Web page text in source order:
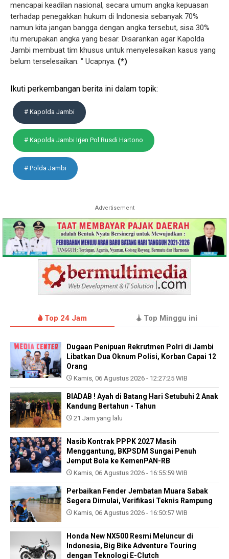
mencapai keadilan nasional, secara umum angka kepuasan
terhadap penegakkan hukum di Indonesia sebanyak 70%
namun kita jangan bangga dengan angka tersebut, sisa 30%
itu merupakan angka yang besar. Disarankan agar Kapolda
Jambi membuat tim khusus untuk menyelesaikan kasus yang
belum terselesaikan. " Ucapnya. (*)
Ikuti perkembangan berita ini dalam topik:
# Kapolda Jambi
# Kapolda Jambi Irjen Pol Rusdi Hartono
# Polda Jambi
Advertisement
Top 24 Jam Top Minggu ini
Dugaan Penipuan Rekrutmen Polri di Jambi
Libatkan Dua Oknum Polisi, Korban Capai 12
Orang
Kamis, 06 Agustus 2026 - 12:27:25 WIB
BIADAB ! Ayah di Batang Hari Setubuhi 2 Anak
Kandung Bertahun - Tahun
21 Jam yang lalu
Nasib Kontrak PPPK 2027 Masih
Menggantung, BKPSDM Sungai Penuh
Jemput Bola ke KemenPAN-RB
Kamis, 06 Agustus 2026 - 16:55:59 WIB
Perbaikan Fender Jembatan Muara Sabak
Segera Dimulai, Verifikasi Teknis Rampung
Kamis, 06 Agustus 2026 - 16:50:57 WIB
Honda New NX500 Resmi Meluncur di
Indonesia, Big Bike Adventure Touring
dengan Teknologi E-Clutch